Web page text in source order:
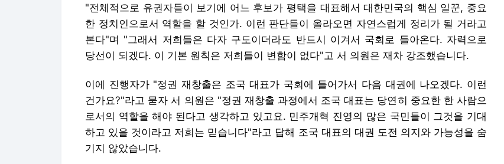
"전체적으로 유권자들이 보기에 어느 후보가 평택을 대표해서 대한민국의 핵심 일꾼, 중요
한 정치인으로서 역할을 할 것인가. 이런 판단들이 올라오면 자연스럽게 정리가 될 거라고
본다"며 "그래서 저희들은 다자 구도이더라도 반드시 이겨서 국회로 들아온다. 자력으로
당선이 되겠다. 이 기본 원칙은 저희들이 변함이 없다"고 서 의원은 재차 강조했습니다.
이에 진행자가 "정권 재창출은 조국 대표가 국회에 들어가서 다음 대권에 나오겠다. 이런
건가요?"라고 묻자 서 의원은 "정권 재창출 과정에서 조국 대표는 당연히 중요한 한 사람으
로서의 역할을 해야 된다고 생각하고 있고요. 민주개혁 진영의 많은 국민들이 그것을 기대
하고 있을 것이라고 저희는 믿습니다"라고 답해 조국 대표의 대권 도전 의지와 가능성을 숨
기지 않았습니다.